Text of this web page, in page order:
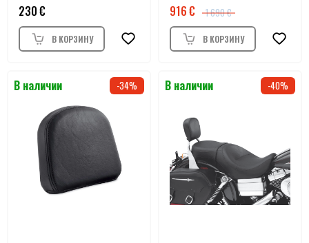
230 916 1 690
34 40